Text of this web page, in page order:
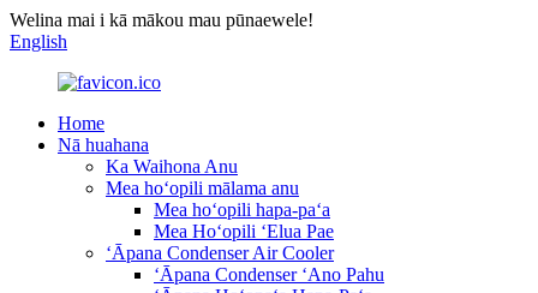
Welina mai i kā mākou mau pūnaewele!
English
Home
Nā huahana
Ka Waihona Anu
Mea hoʻopili mālama anu
Mea hoʻopili hapa-paʻa
Mea Hoʻopili ʻElua Pae
ʻĀpana Condenser Air Cooler
ʻĀpana Condenser ʻAno Pahu